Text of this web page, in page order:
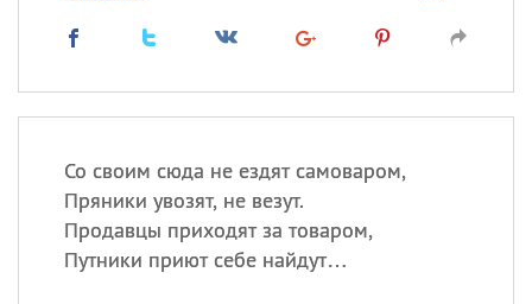
Со своим сюда не ездят самоваром,
Пряники увозят, не везут.
Продавцы приходят за товаром,
Путники приют себе найдут…